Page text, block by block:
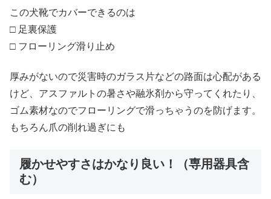
この犬靴でカバーできるのは
□ 足裏保護
□ フローリング滑り止め
厚みがないので災害時のガラス片などの路面は心配がある
けど、アスファルトの暑さや融氷剤から守ってくれたり、
ゴム素材なのでフローリングで滑っちゃうのを防げます。
もちろん爪の削れ過ぎにも
履かせやすさはかなり良い！（専用器具含
む）